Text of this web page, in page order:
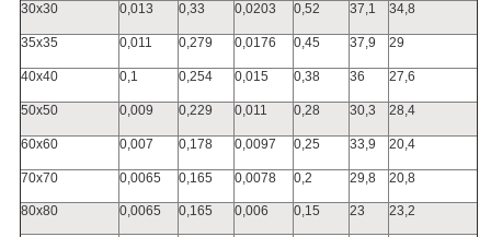
30x30 0,013 0,33 0,0203 0,52 37,1 34,8
35x35 0,011 0,279 0,0176 0,45 37,9 29
40x40 0,1 0,254 0,015 0,38 36 27,6
50x50 0,009 0,229 0,011 0,28 30,3 28,4
60x60 0,007 0,178 0,0097 0,25 33,9 20,4
70x70 0,0065 0,165 0,0078 0,2 29,8 20,8
80x80 0,0065 0,165 0,006 0,15 23 23,2